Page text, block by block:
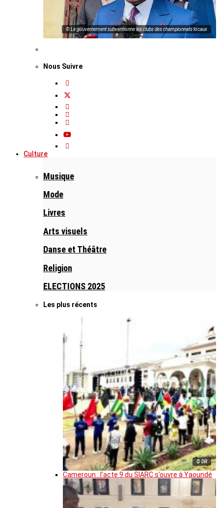
© Le gouvernement subventionne les clubs des championnats locaux
Nous Suivre
Culture
Musique
Mode
Livres
Arts visuels
Danse et Théâtre
Religion
ELECTIONS 2025
Les plus récents
© DR
Cameroun : l’acte 9 du SIARC s’ouvre à Yaoundé